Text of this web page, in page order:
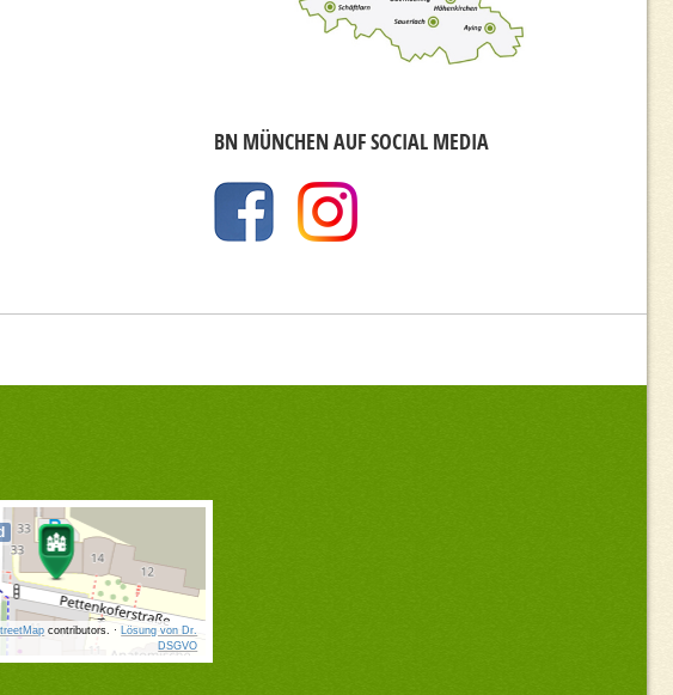
BN MÜNCHEN AUF SOCIAL MEDIA
contributors. ·
Lösung von Dr.
DSGVO